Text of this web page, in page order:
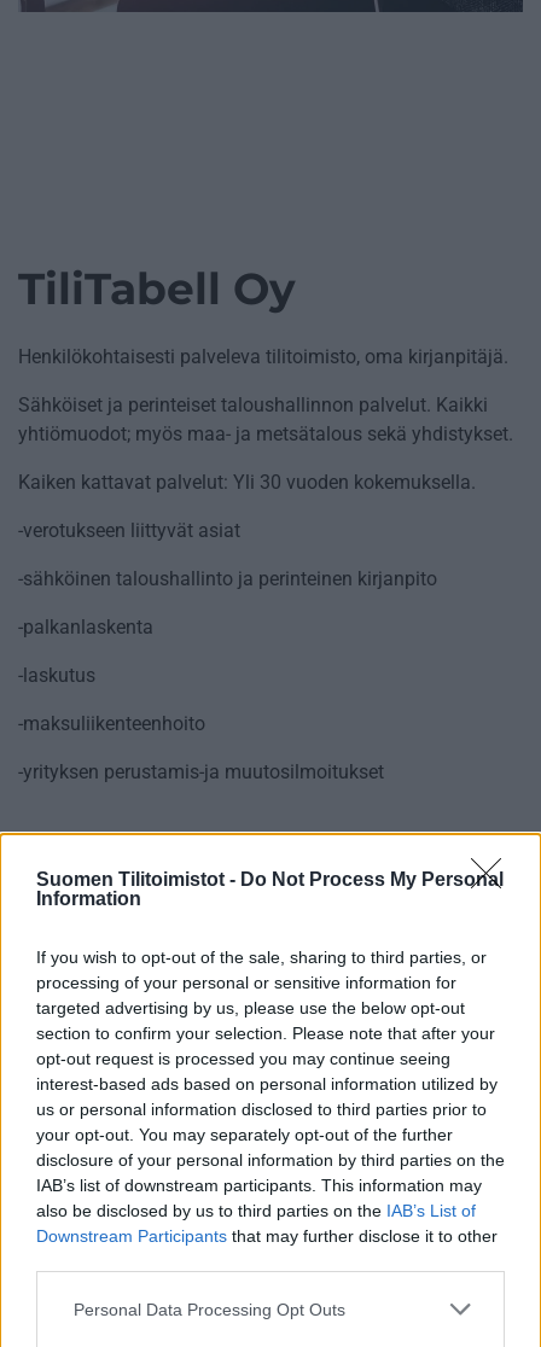
Suomen Tilitoimistot - Do Not Process My Personal
Information
If you wish to opt-out of the sale, sharing to third parties, or
processing of your personal or sensitive information for
targeted advertising by us, please use the below opt-out
section to confirm your selection. Please note that after your
opt-out request is processed you may continue seeing
interest-based ads based on personal information utilized by
us or personal information disclosed to third parties prior to
your opt-out. You may separately opt-out of the further
disclosure of your personal information by third parties on the
IAB’s list of downstream participants. This information may
also be disclosed by us to third parties on the IAB’s List of
Downstream Participants that may further disclose it to other
Please note that this website/app uses one or more Google
Personal Data Processing Opt Outs
TiliTabell Oy
Henkilökohtaisesti palveleva tilitoimisto, oma kirjanpitäjä.
Sähköiset ja perinteiset taloushallinnon palvelut. Kaikki
yhtiömuodot; myös maa- ja metsätalous sekä yhdistykset.
Kaiken kattavat palvelut: Yli 30 vuoden kokemuksella.
-verotukseen liittyvät asiat
-sähköinen taloushallinto ja perinteinen kirjanpito
-palkanlaskenta
-laskutus
-maksuliikenteenhoito
-yrityksen perustamis-ja muutosilmoitukset
Tilitoimiston erityisosaaminen
Suomi
Englanti
Yhtiökoko
Suuret
Keskikokoiset
Pienet